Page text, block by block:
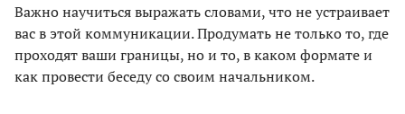
Важно научиться выражать словами, что не устраивает
вас в этой коммуникации. Продумать не только то, где
проходят ваши границы, но и то, в каком формате и
как провести беседу со своим начальником.